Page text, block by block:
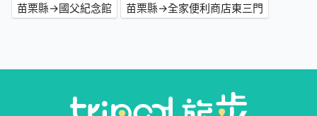
苗栗縣→國父紀念館
苗栗縣→全家便利商店東三門